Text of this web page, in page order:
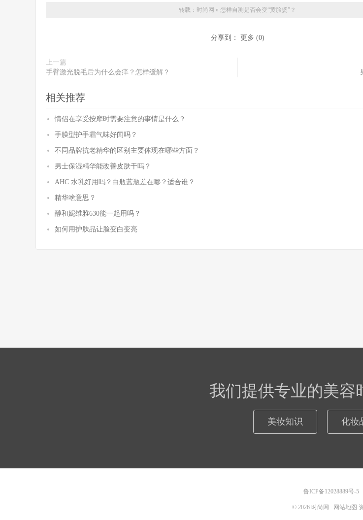
转载： 时尚网 » 怎样自测是否会变“黄脸婆”？
分享到： 更多 (0)
上一篇
手臂激光脱毛后为什么会痒？怎样缓解？
相关推荐
情侣在享受按摩时需要注意的事情是什么？
手膜型护手霜气味好闻吗？
不同品牌抗老精华的区别主要体现在哪些方面？
男士保湿精华能改善皮肤干吗？
AHC 水乳好用吗？白瓶蓝瓶差在哪？适合谁？
精华啥意思？
醇和妮维雅630能一起用吗？
如何用护肤品让脸变白变亮
我们提供专业的美容
美妆知识 化妆
鲁ICP备12028889号-5
© 2026 时尚网 网站地图